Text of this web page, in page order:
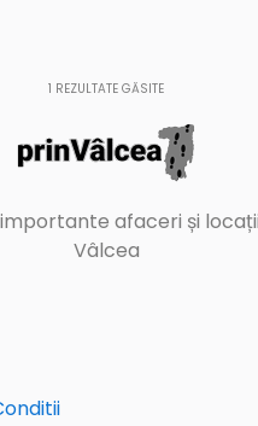
1 REZULTATE GĂSITE
afaceri și
Vâlcea